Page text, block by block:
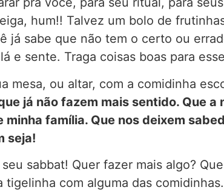
hum!! Talvez um bolo de
já sabe que não tem o certo ou
e sente. Traga coisas boas para
mesa, ou altar, com a comidinha
já não fazem mais sentido. Que
minha família. Que nos deixem
seja!
sabbat! Quer fazer mais algo?
tigelinha com alguma das